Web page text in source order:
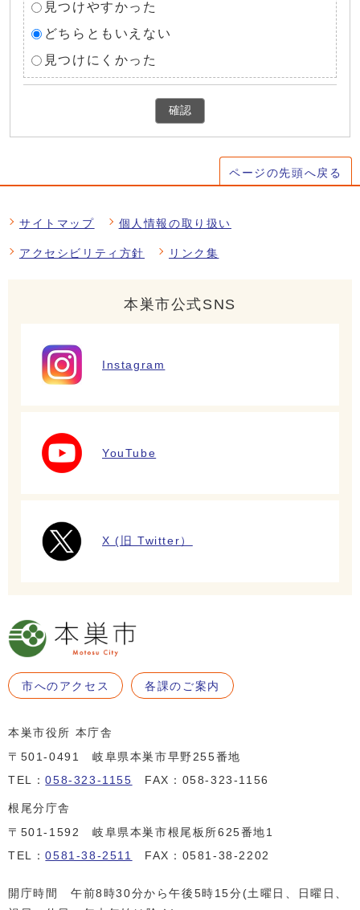
見つけやすかった
どちらともいえない
見つけにくかった
確認
ページの先頭へ戻る
サイトマップ 個人情報の取り扱い
アクセシビリティ方針 リンク集
本巣市公式SNS
Instagram
YouTube
X (旧 Twitter）
市へのアクセス 各課のご案内
本巣市役所 本庁舎
〒501-0491 岐阜県本巣市早野255番地
TEL：058-323-1155 FAX：058-323-1156
根尾分庁舎
〒501-1592 岐阜県本巣市根尾板所625番地1
TEL：0581-38-2511 FAX：0581-38-2202
開庁時間 午前8時30分から午後5時15分(土曜日、日曜日、